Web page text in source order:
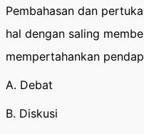
Pembahasan dan
hal dengan saling
mempertahankan
A. Debat
B. Diskusi